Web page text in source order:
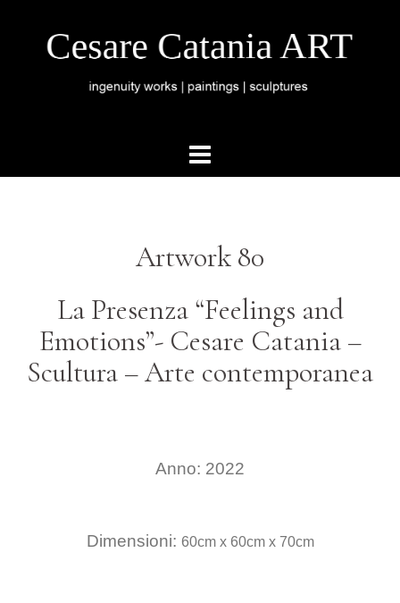
Artwork 80
La Presenza “Feelings and
Emotions”- Cesare Catania –
Scultura – Arte contemporanea
Anno: 2022
Dimensioni: 60cm x 60cm x 70cm